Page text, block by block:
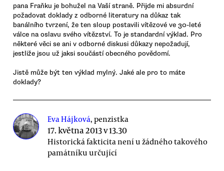
pana Fraňku je bohužel na Vaší straně. Přijde mi absurdní
požadovat doklady z odborné literatury na důkaz tak
banálního tvrzení, že ten sloup postavili vítězové ve 30-leté
válce na oslavu svého vítězství. To je standardní výklad. Pro
některé věci se ani v odborné diskusi důkazy nepožadují,
jestliže jsou už jaksi součástí obecného povědomí.
Jistě může být ten výklad mylný. Jaké ale pro to máte
doklady?
Eva Hájková, penzistka
17. května 2013 v 13.30
Historická fakticita není u žádného takového
památníku určující